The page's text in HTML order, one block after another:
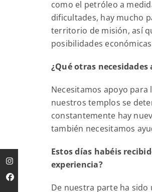
como el petróleo a
dificultades, hay mucho
territorio de misión, así
posibilidades
¿Qué otras
Necesitamos apoyo
nuestros templos se
constantemente hay
también necesitamos
Estos días habéis
experiencia?
De nuestra parte ha